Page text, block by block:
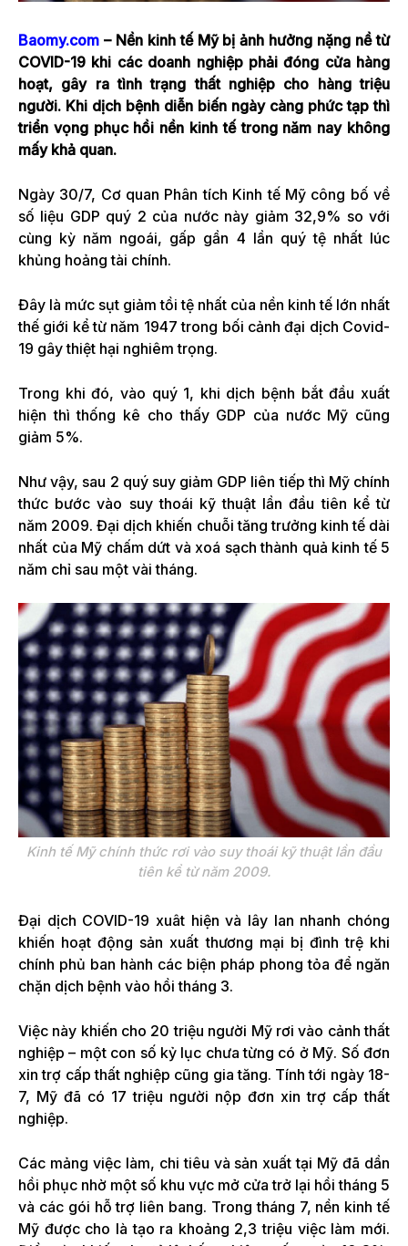
Baomy.com – Nền kinh tế Mỹ bị ảnh hưởng nặng nề từ
COVID-19 khi các doanh nghiệp phải đóng cửa hàng
hoạt, gây ra tình trạng thất nghiệp cho hàng triệu
người. Khi dịch bệnh diễn biến ngày càng phức tạp thì
triển vọng phục hồi nền kinh tế trong năm nay không
mấy khả quan.
Ngày 30/7, Cơ quan Phân tích Kinh tế Mỹ công bố về
số liệu GDP quý 2 của nước này giảm 32,9% so với
cùng kỳ năm ngoái, gấp gần 4 lần quý tệ nhất lúc
khủng hoảng tài chính.
Đây là mức sụt giảm tồi tệ nhất của nền kinh tế lớn nhất
thế giới kể từ năm 1947 trong bối cảnh đại dịch Covid-
19 gây thiệt hại nghiêm trọng.
Trong khi đó, vào quý 1, khi dịch bệnh bắt đầu xuất
hiện thì thống kê cho thấy GDP của nước Mỹ cũng
giảm 5%.
Như vậy, sau 2 quý suy giảm GDP liên tiếp thì Mỹ chính
thức bước vào suy thoái kỹ thuật lần đầu tiên kể từ
năm 2009. Đại dịch khiến chuỗi tăng trưởng kinh tế dài
nhất của Mỹ chấm dứt và xoá sạch thành quả kinh tế 5
năm chỉ sau một vài tháng.
Kinh tế Mỹ chính thức rơi vào suy thoái kỹ thuật lần đầu
tiên kể từ năm 2009.
Đại dịch COVID-19 xuât hiện và lây lan nhanh chóng
khiến hoạt động sản xuất thương mại bị đình trệ khi
chính phủ ban hành các biện pháp phong tỏa để ngăn
chặn dịch bệnh vào hồi tháng 3.
Việc này khiến cho 20 triệu người Mỹ rơi vào cảnh thất
nghiệp – một con số kỷ lục chưa từng có ở Mỹ. Số đơn
xin trợ cấp thất nghiệp cũng gia tăng. Tính tới ngày 18-
7, Mỹ đã có 17 triệu người nộp đơn xin trợ cấp thất
nghiệp.
Các mảng việc làm, chi tiêu và sản xuất tại Mỹ đã dần
hồi phục nhờ một số khu vực mở cửa trở lại hồi tháng 5
và các gói hỗ trợ liên bang. Trong tháng 7, nền kinh tế
Mỹ được cho là tạo ra khoảng 2,3 triệu việc làm mới.